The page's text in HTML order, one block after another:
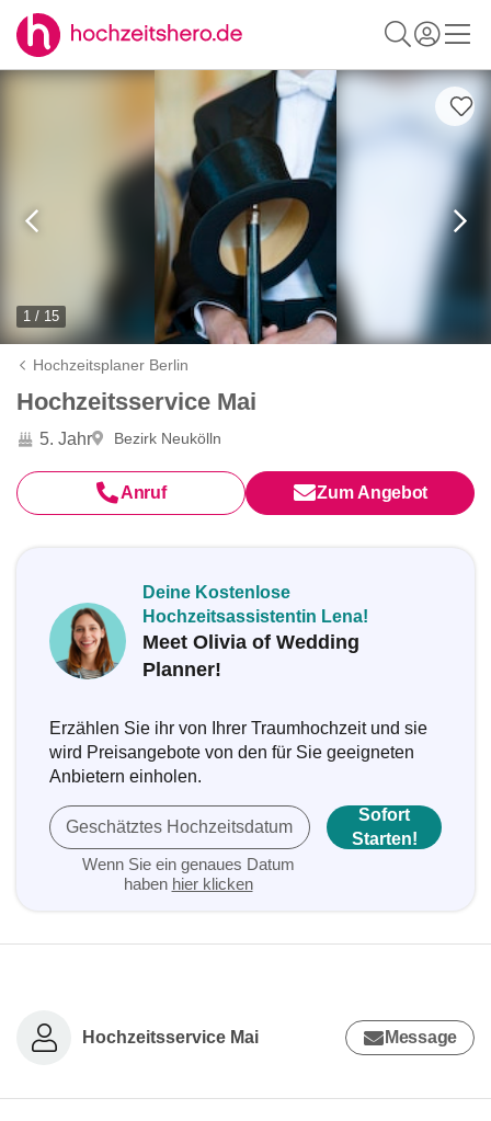
1 / 15
Hochzeitsplaner Berlin
Hochzeitsservice Mai
5. Jahr Bezirk Neukölln
Anruf Zum Angebot
Deine Kostenlose
Hochzeitsassistentin Lena!
Meet Olivia of Wedding
Planner!
Erzählen Sie ihr von Ihrer Traumhochzeit und sie
wird Preisangebote von den für Sie geeigneten
Anbietern einholen.
Geschätztes Hochzeitsdatum
Wenn Sie ein genaues Datum
haben hier klicken
Sofort
Starten!
Hochzeitsservice Mai Message